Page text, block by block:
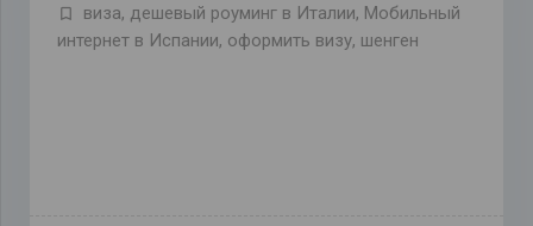
виза, дешевый роуминг в Италии, Мобильный
интернет в Испании, оформить визу, шенген